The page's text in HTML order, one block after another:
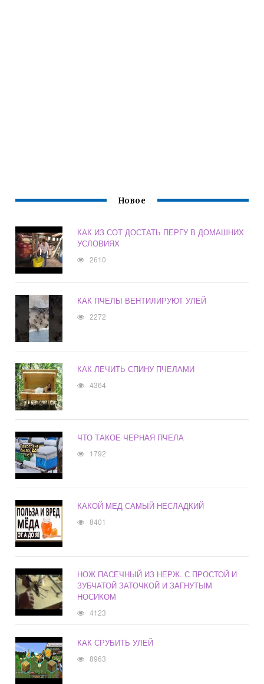
Новое
КАК ИЗ СОТ ДОСТАТЬ ПЕРГУ В ДОМАШНИХ
УСЛОВИЯХ
2610
КАК ПЧЕЛЫ ВЕНТИЛИРУЮТ УЛЕЙ
2272
КАК ЛЕЧИТЬ СПИНУ ПЧЕЛАМИ
4364
ЧТО ТАКОЕ ЧЕРНАЯ ПЧЕЛА
1792
КАКОЙ МЕД САМЫЙ НЕСЛАДКИЙ
8401
НОЖ ПАСЕЧНЫЙ ИЗ НЕРЖ. С ПРОСТОЙ И
ЗУБЧАТОЙ ЗАТОЧКОЙ И ЗАГНУТЫМ
НОСИКОМ
4123
КАК СРУБИТЬ УЛЕЙ
8963